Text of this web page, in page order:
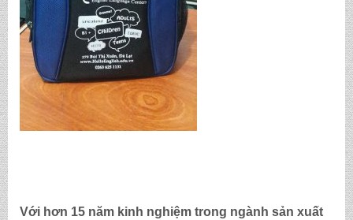
Với hơn 15 năm kinh nghiệm trong ngành sản xuất